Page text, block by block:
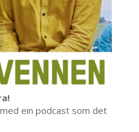
ein podcast som det